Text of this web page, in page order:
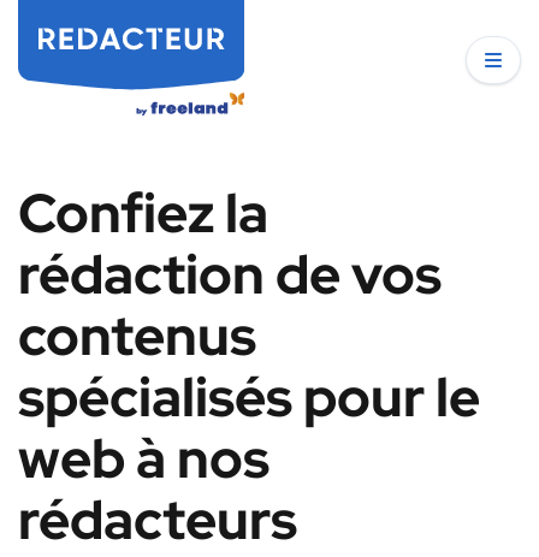
Confiez la
rédaction de vos
contenus
spécialisés pour le
web à nos
rédacteurs